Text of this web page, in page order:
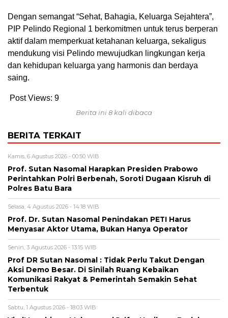
Dengan semangat “Sehat, Bahagia, Keluarga Sejahtera”,
PIP Pelindo Regional 1 berkomitmen untuk terus berperan
aktif dalam memperkuat ketahanan keluarga, sekaligus
mendukung visi Pelindo mewujudkan lingkungan kerja
dan kehidupan keluarga yang harmonis dan berdaya
saing.
Post Views: 9
Berita ini 8 kali dibaca
BERITA TERKAIT
Kamis, 6 Agustus 2026 - 00:50 WIB
Prof. Sutan Nasomal Harapkan Presiden Prabowo
Perintahkan Polri Berbenah, Soroti Dugaan Kisruh di
Polres Batu Bara
Selasa, 4 Agustus 2026 - 14:18 WIB
Prof. Dr. Sutan Nasomal Penindakan PETI Harus
Menyasar Aktor Utama, Bukan Hanya Operator
Senin, 3 Agustus 2026 - 13:15 WIB
Prof DR Sutan Nasomal : Tidak Perlu Takut Dengan
Aksi Demo Besar. Di Sinilah Ruang Kebaikan
Komunikasi Rakyat & Pemerintah Semakin Sehat
Terbentuk
Sabtu, 1 Agustus 2026 - 18:03 WIB